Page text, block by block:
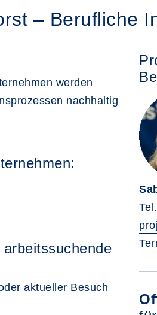
– Berufliche
werden
nachhaltig
aktueller Besuch
Tel.